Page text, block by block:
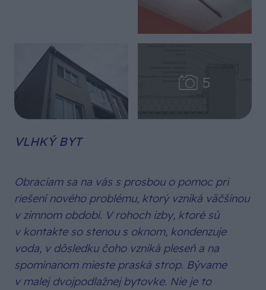
VLHKÝ BYT
Obraciam sa na vás s prosbou o pomoc pri
riešení nového problému, ktorý vzniká väčšinou
v zimnom období. V rohoch izby, ktoré sú
v kontakte so stenou s oknom, kondenzuje
voda, v dôsledku čoho vzniká pleseň a na
spomínanom mieste praská strop. Bývame
v malej dvojpodlažnej bytovke. Nie je to